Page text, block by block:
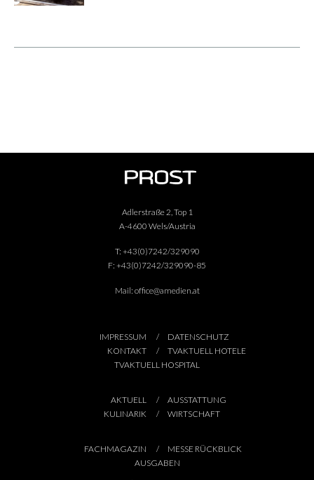
Adlerstraße 2, Top 1
A-4600 Wels/Austria
T: +43(0)7242/329090
F: +43(0)7242/329090-85
Mail: office@amedien.at
IMPRESSUM
DATENSCHUTZ
KONTAKT
TVAKTUELL HOTELE
TVAKTUELL HOSPITAL
AKTUELL
AUSSTATTUNG
KULINARIK
WIRTSCHAFT
FACHMAGAZIN
MESSE RÜCKBLICK
AUSGABEN